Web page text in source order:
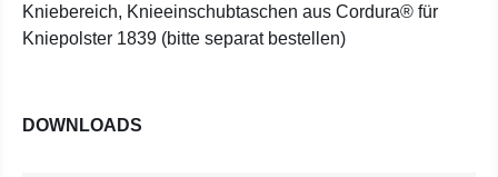
Kniebereich, Knieeinschubtaschen aus Cordura® für
Kniepolster 1839 (bitte separat bestellen)
DOWNLOADS